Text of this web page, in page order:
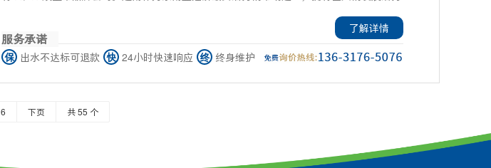
了解详情
服务承诺
保 出水不达标可退款 快 24小时快速响应 终 终身维护
6 下页 共 55 个